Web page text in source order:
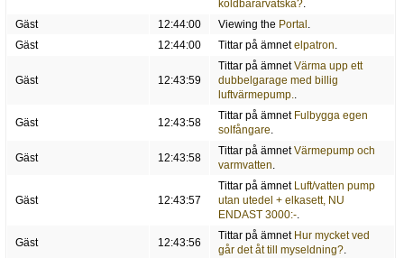
köldbärarvätska?.
Gäst
12:44:00 Viewing the Portal .
Gäst
12:44:00 Tittar på ämnetelpatron.
Gäst 12:43:59
Tittar på ämnetVärma upp ett
dubbelgarage med billig
luftvärmepump..
Gäst 12:43:58
Tittar på ämnet Fulbygga egen
solfångare.
Gäst 12:43:58
Tittar på ämnetVärmepump och
varmvatten.
Gäst 12:43:57
Tittar på ämnet Luft/vatten pump
utan utedel + elkasett, NU
ENDAST 3000:-.
Gäst 12:43:56
Tittar på ämnet Hur mycket ved
går det åt till myseldning?.